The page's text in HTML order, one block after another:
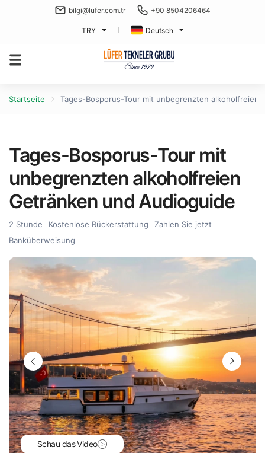
bilgi@lufer.com.tr +90 8504206464
TRY Deutsch
Startseite Tages-Bosporus-Tour mit unbegrenzten alkoholfreien
Tages-Bosporus-Tour mit
unbegrenzten alkoholfreien
Getränken und Audioguide
2 Stunde Kostenlose Rückerstattung
Zahlen Sie jetzt
Banküberweisung
Schau das Video